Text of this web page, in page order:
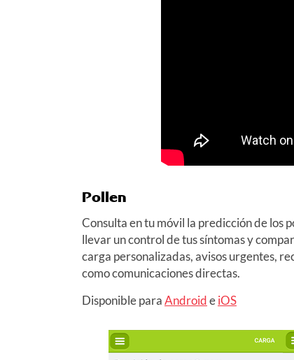
Pollen
Consulta en tu móvil la predicción de los
llevar un control de tus síntomas y
carga personalizadas, avisos urgentes,
como comunicaciones directas.
Disponible paraAndroideiOS